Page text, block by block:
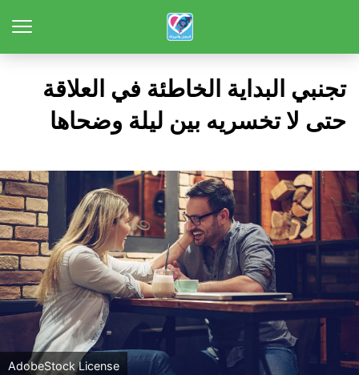
تجنبي البداية الخاطئة في العلاقة
حتى لا تخسريه بين ليلة وضحاها
AdobeStock License